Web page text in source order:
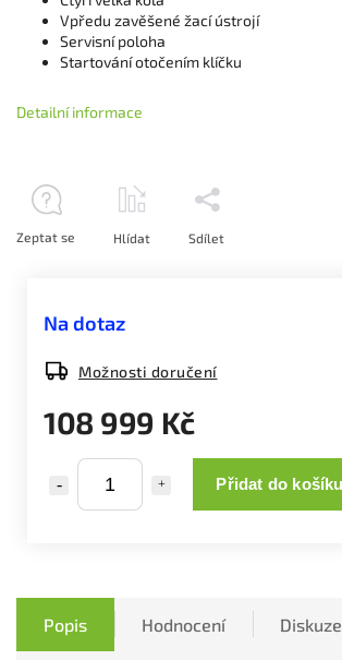
108 999 Kč
Přidat do košíku
Na dotaz
Možnosti doručení
Vpředu zavěšené žací ústrojí
Servisní poloha
Startování otočením klíčku
Detailní informace
Zeptat se Hlídat Sdílet
Popis Hodnocení Diskuze